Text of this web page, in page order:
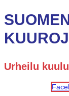
Urheilu